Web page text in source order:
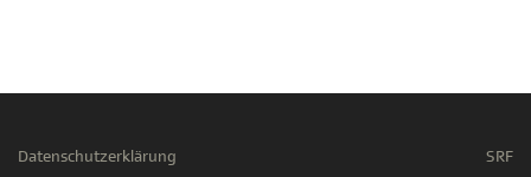
Datenschutzerklärung
SRF